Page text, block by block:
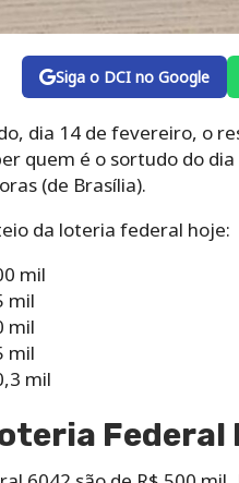
Siga o DCI no Google
dia 14 de fevereiro, o
quem é o sortudo do
(de Brasília).
da loteria federal hoje:
mil
mil
mil
mil
mil
Federal